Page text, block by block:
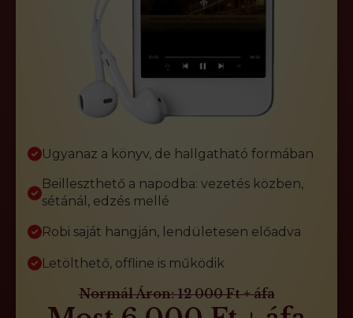
Ugyanaz a könyv, de hallgatható formában
Beilleszthető a napodba: vezetés közben,
sétánál, edzés mellé
Robi saját hangján, lendületesen előadva
Letölthető, offline is működik
Normál Áron: 12 000 Ft + áfa